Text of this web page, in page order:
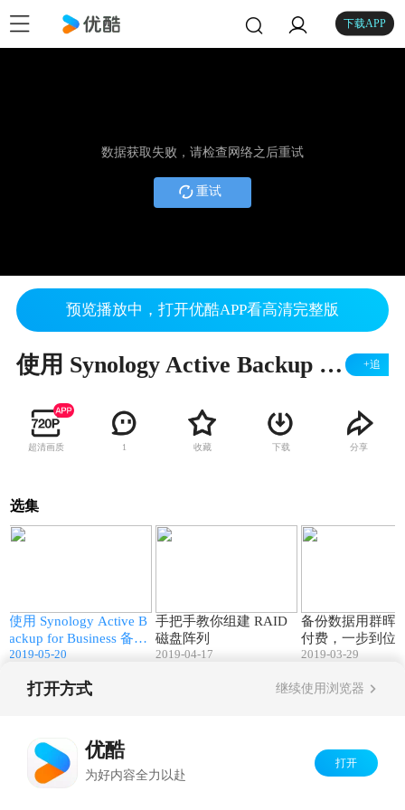
下载APP
数据获取失败，请检查网络之后重试
重试
预览播放中，打开优酷APP看高清完整版
使用 Synology Active Backup for Business 备份和还原 VMware 虚拟机 +追
超清画质 1 收藏 下载 分享
选集
使用 Synology Active B
ackup for Business 备份
和还原 VMware 虚拟机
2019-05-20
手把手教你组建 RAID
磁盘阵列
2019-04-17
备份数据用群晖
付费，一步到位
2019-03-29
打开方式 继续使用浏览器
优酷
为好内容全力以赴
打开